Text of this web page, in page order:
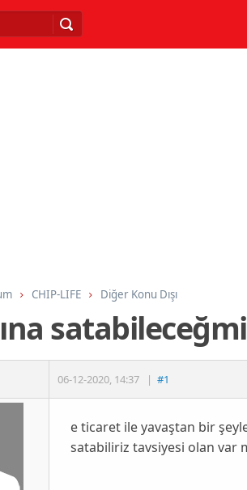
CHIP-LIFE Diğer Konu Dışı
06-12-2020, 14:37 | #1
e ticaret ile yavaştan bir
satabiliriz tavsiyesi olan var